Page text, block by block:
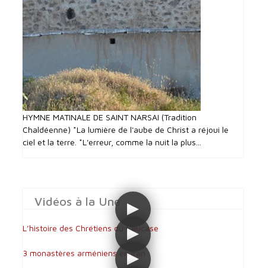
HYMNE MATINALE DE SAINT NARSAI (Tradition
Chaldéenne) *La lumière de l'aube de Christ a réjoui le
ciel et la terre. *L'erreur, comme la nuit la plus...
Vidéos à la Une
L’histoire des Chrétiens du Caucase
3 monastères arméniens en Iran